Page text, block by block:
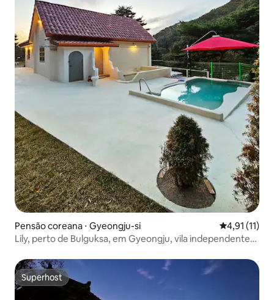
Pensão coreana ⋅ Gyeongju-si 4,91 de uma
4,91 (11)
Lily, perto de Bulguksa, em Gyeongju, vila independente
com banheiro completo em estilo europeu
Superhost
Superhost